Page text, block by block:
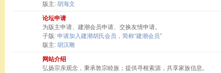
版主: 胡海文
论坛申请
为版主申请、建潮会员申请、交换友情申请。
子版: 申请加入建潮胡氏会员，简称“建潮会员”
版主: 胡汉雕
网站介绍
弘扬宗亲观念，秉承敦宗睦族；提供寻根索源，共享家族信息。